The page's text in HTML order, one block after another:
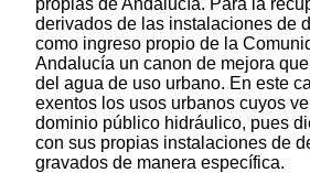
derivados de las instalaciones de
como ingreso propio de la
Andalucía un canon de mejora
del agua de uso urbano. En este
exentos los usos urbanos cuyos
dominio público hidráulico, pues
con sus propias instalaciones de
gravados de manera específica.